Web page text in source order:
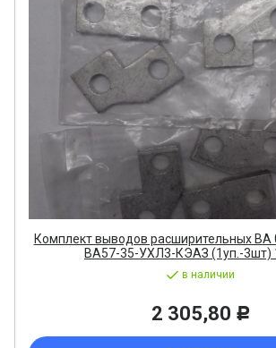
Комплект выводов расширительных
ВА57-35-УХЛ3-КЭАЗ (1уп.-3шт)
в наличии
2 305,80 Р